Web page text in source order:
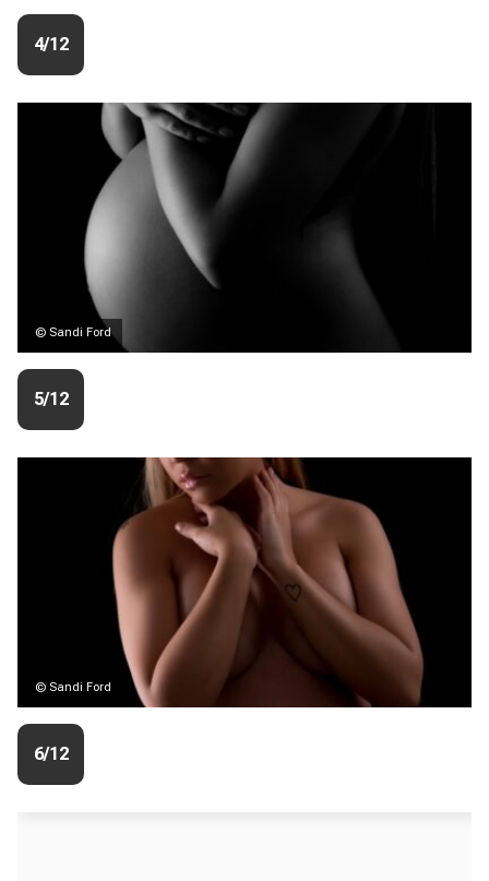
4/12
© Sandi Ford
5/12
© Sandi Ford
6/12